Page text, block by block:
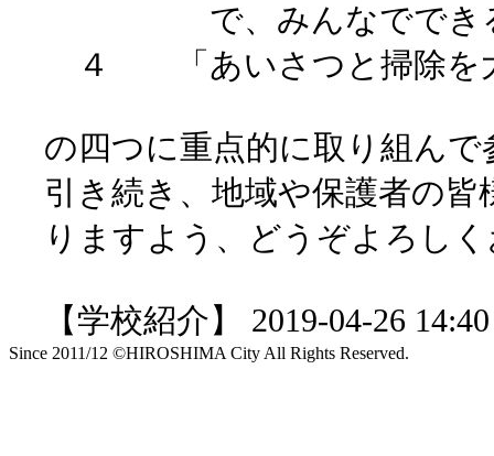
で、みんなでできる
４ 「あいさつと掃除を
の四つに重点的に取り組んで
引き続き、地域や保護者の
りますよう、どうぞよろし
【学校紹介】 2019-04-26
Since 2011/12 ©HIROSHIMA City All Rights Reserved.